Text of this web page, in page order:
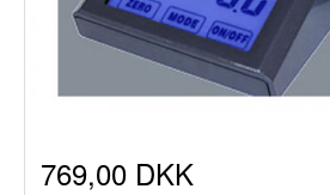
769,00 DKK